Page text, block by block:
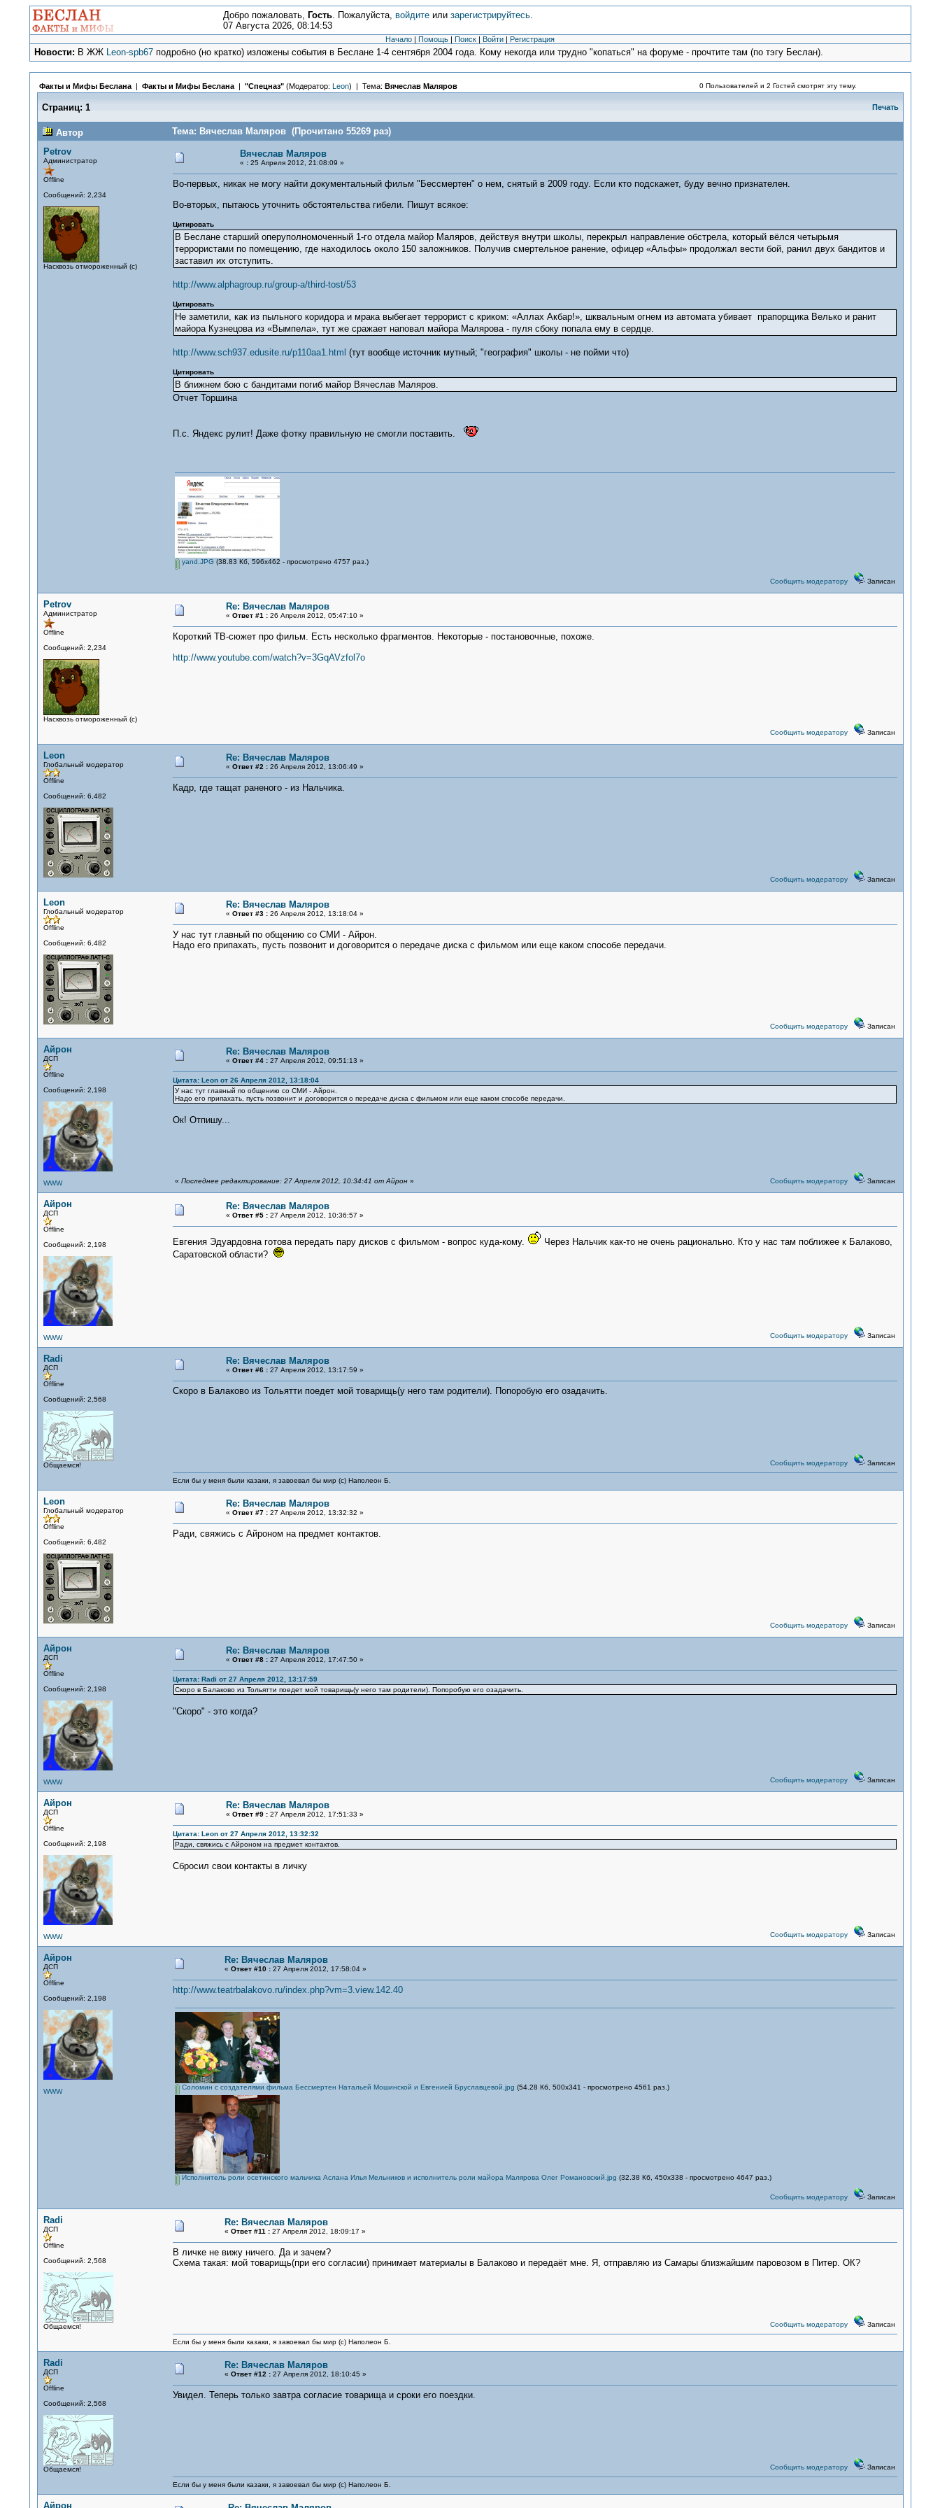
Добро пожаловать, Гость. Пожалуйста, войдитеили зарегистрируйтесь.
07 Августа 2026, 08:14:53
Начало | Помощь | Поиск | Войти | Регистрация
Новости: В ЖЖ Leon-spb67 подробно (но кратко) изложены события в Беслане 1-4 сентября 2004 года. Кому некогда или трудно "копаться" на форуме - прочтите там (по тэгу Беслан).
Факты и Мифы Беслана| Факты и Мифы Беслана| "Спецназ"(Модератор: Leon) | Тема: Вячеслав Маляров 0 Пользователей и 2 Гостей смотрят эту тему.
Страниц: 1 Печать
Автор
Тема: Вячеслав Маляров (Прочитано 55269 раз)
Petrov
Администратор
Offline
Сообщений: 2,234
Насквозь отмороженный (с)
Вячеслав Маляров
« :25 Апреля 2012, 21:08:09 »
Во-первых, никак не могу найти документальный фильм "Бессмертен" о нем, снятый в 2009 году. Если кто подскажет, буду вечно признателен.
Во-вторых, пытаюсь уточнить обстоятельства гибели. Пишут всякое:
Цитировать
В Беслане старший оперуполномоченный 1-го отдела майор Маляров, действуя внутри школы, перекрыл направление обстрела, который вёлся четырьмя
террористами по помещению, где находилось около 150 заложников. Получив смертельное ранение, офицер «Альфы» продолжал вести бой, ранил двух бандитов и
заставил их отступить.
http://www.alphagroup.ru/group-a/third-tost/53
Цитировать
Не заметили, как из пыльного коридора и мрака выбегает террорист с криком: «Аллах Акбар!», шквальным огнем из автомата убивает прапорщика Велько и ранит
майора Кузнецова из «Вымпела», тут же сражает наповал майора Малярова - пуля сбоку попала ему в сердце.
http://www.sch937.edusite.ru/p110aa1.html (тут вообще источник мутный; "география" школы - не пойми что)
Цитировать
В ближнем бою с бандитами погиб майор Вячеслав Маляров.
Отчет Торшина
П.с. Яндекс рулит! Даже фотку правильную не смогли поставить.
yand.JPG (38.83 Кб, 596x462 - просмотрено 4757 раз.)
Сообщить модератору Записан
Petrov
Администратор
Offline
Сообщений: 2,234
Насквозь отмороженный (с)
Re: Вячеслав Маляров
« Ответ #1 :26 Апреля 2012, 05:47:10 »
Короткий ТВ-сюжет про фильм. Есть несколько фрагментов. Некоторые - постановочные, похоже.
http://www.youtube.com/watch?v=3GqAVzfol7o
Сообщить модератору Записан
Leon
Глобальный модератор
Offline
Сообщений: 6,482
Re: Вячеслав Маляров
« Ответ #2 :26 Апреля 2012, 13:06:49 »
Кадр, где тащат раненого - из Нальчика.
Сообщить модератору Записан
Leon
Глобальный модератор
Offline
Сообщений: 6,482
Re: Вячеслав Маляров
« Ответ #3 :26 Апреля 2012, 13:18:04 »
У нас тут главный по общению со СМИ - Айрон.
Надо его припахать, пусть позвонит и договорится о передаче диска с фильмом или еще каком способе передачи.
Сообщить модератору Записан
Айрон
ДСП
Offline
Сообщений: 2,198
WWW
Re: Вячеслав Маляров
« Ответ #4 :27 Апреля 2012, 09:51:13 »
Цитата: Leon от 26 Апреля 2012, 13:18:04
У нас тут главный по общению со СМИ - Айрон.
Надо его припахать, пусть позвонит и договорится о передаче диска с фильмом или еще каком способе передачи.
Ок! Отпишу...
« Последнее редактирование: 27 Апреля 2012, 10:34:41 от Айрон» Сообщить модератору Записан
Айрон
ДСП
Offline
Сообщений: 2,198
WWW
Re: Вячеслав Маляров
« Ответ #5 :27 Апреля 2012, 10:36:57 »
Евгения Эдуардовна готова передать пару дисков с фильмом - вопрос куда-кому.
Через Нальчик как-то не очень рационально. Кто у нас там поближее к Балаково,
Саратовской области?
Сообщить модератору Записан
Radi
ДСП
Offline
Сообщений: 2,568
Общаемся!
Re: Вячеслав Маляров
« Ответ #6 :27 Апреля 2012, 13:17:59 »
Скоро в Балаково из Тольятти поедет мой товарищь(у него там родители). Попоробую его озадачить.
Сообщить модератору Записан
Если бы у меня были казаки, я завоевал бы мир (с) Наполеон Б.
Leon
Глобальный модератор
Offline
Сообщений: 6,482
Re: Вячеслав Маляров
« Ответ #7 :27 Апреля 2012, 13:32:32 »
Ради, свяжись с Айроном на предмет контактов.
Сообщить модератору Записан
Айрон
ДСП
Offline
Сообщений: 2,198
WWW
Re: Вячеслав Маляров
« Ответ #8 :27 Апреля 2012, 17:47:50 »
Цитата: Radi от 27 Апреля 2012, 13:17:59
Скоро в Балаково из Тольятти поедет мой товарищь(у него там родители). Попоробую его озадачить.
"Скоро" - это когда?
Сообщить модератору Записан
Айрон
ДСП
Offline
Сообщений: 2,198
WWW
Re: Вячеслав Маляров
« Ответ #9 :27 Апреля 2012, 17:51:33 »
Цитата: Leon от 27 Апреля 2012, 13:32:32
Ради, свяжись с Айроном на предмет контактов.
Сбросил свои контакты в личку
Сообщить модератору Записан
Айрон
ДСП
Offline
Сообщений: 2,198
WWW
Re: Вячеслав Маляров
« Ответ #10 :27 Апреля 2012, 17:58:04 »
http://www.teatrbalakovo.ru/index.php?vm=3.view.142.40
Соломин с создателями фильма Бессмертен Натальей Мошинской и Евгенией Бруславцевой.jpg (54.28 Кб, 500x341 - просмотрено 4561 раз.)
Исполнитель роли осетинского мальчика Аслана Илья Мельников и исполнитель роли майора Малярова Олег Романовский.jpg (32.38 Кб, 450x338 - просмотрено 4647 раз.)
Сообщить модератору Записан
Radi
ДСП
Offline
Сообщений: 2,568
Общаемся!
Re: Вячеслав Маляров
« Ответ #11 :27 Апреля 2012, 18:09:17 »
В личке не вижу ничего. Да и зачем?
Схема такая: мой товарищь(при его согласии) принимает материалы в Балаково и передаёт мне. Я, отправляю из Самары близжайшим паровозом в Питер. ОК?
Сообщить модератору Записан
Если бы у меня были казаки, я завоевал бы мир (с) Наполеон Б.
Radi
ДСП
Offline
Сообщений: 2,568
Общаемся!
Re: Вячеслав Маляров
« Ответ #12 :27 Апреля 2012, 18:10:45 »
Увидел. Теперь только завтра согласие товарища и сроки его поездки.
Сообщить модератору Записан
Если бы у меня были казаки, я завоевал бы мир (с) Наполеон Б.
Айрон